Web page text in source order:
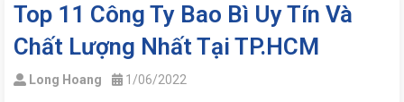
Top 11 Công Ty Bao Bì Uy Tín Và
Chất Lượng Nhất Tại TP.HCM
Long Hoang 1/06/2022